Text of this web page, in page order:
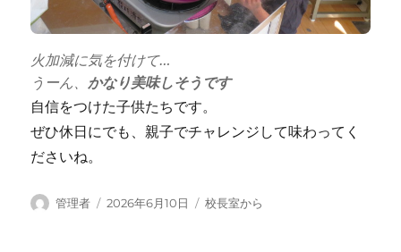
火加減に気を付けて…
うーん、 かなり美味しそうです
自信をつけた子供たちです。
ぜひ休日にでも、親子でチャレンジして味わってく
ださいね。
投
管理者
投
2026年6月10日
カ
校長室から